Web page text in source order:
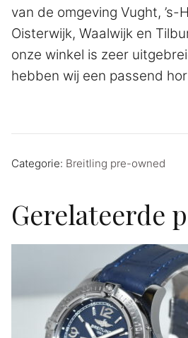
van de omgeving Vught,
Oisterwijk, Waalwijk en
onze winkel is zeer
hebben wij een passend
Categorie: Breitling pre-owned
Gerelateerde